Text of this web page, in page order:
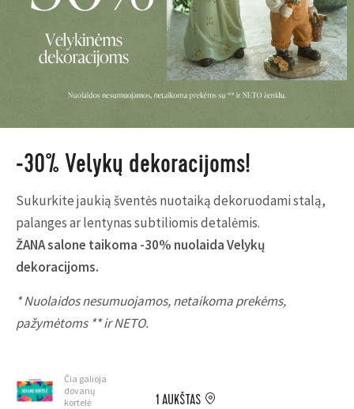
-30% Velykų dekoracijoms!
Sukurkite jaukią šventės nuotaiką dekoruodami stalą,
palanges ar lentynas subtiliomis detalėmis.
ŽANA salone taikoma -30% nuolaida Velykų
dekoracijoms.
* Nuolaidos nesumuojamos, netaikoma prekėms,
pažymėtoms ** ir NETO.
Čia galioja
dovanų
kortelė
1 AUKŠTAS